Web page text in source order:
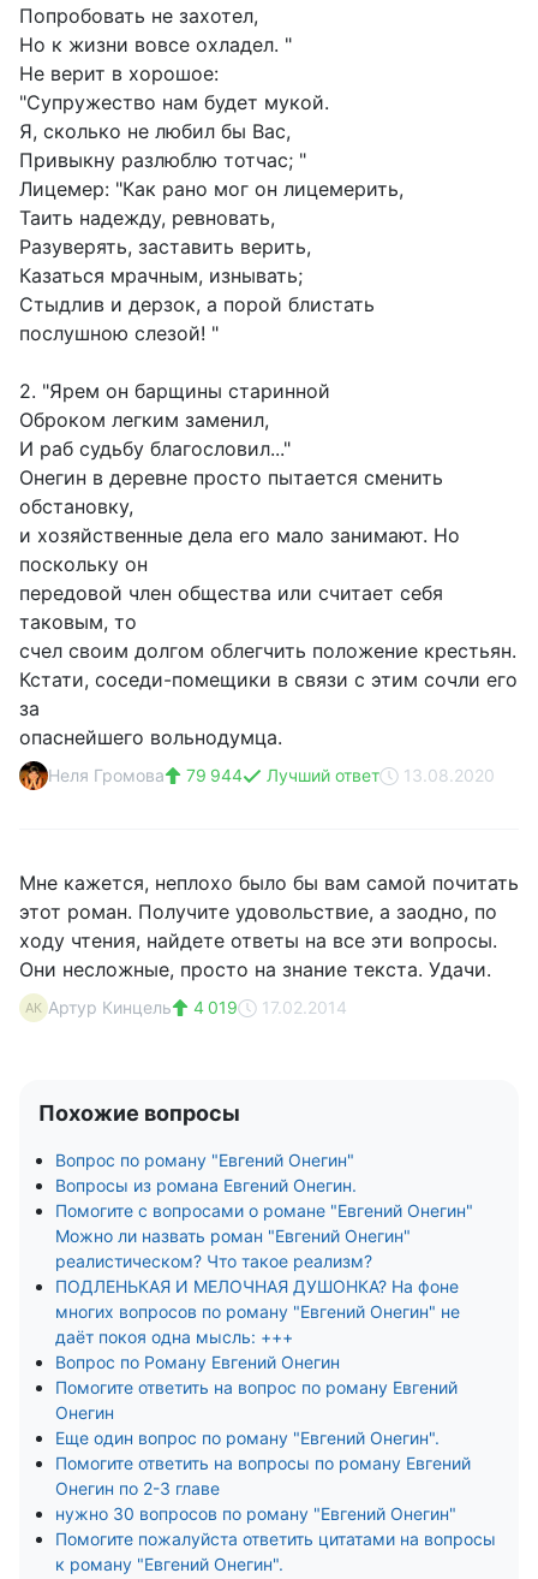
Попробовать не захотел,
Но к жизни вовсе охладел. "
Не верит в хорошое:
"Супружество нам будет мукой.
Я, сколько не любил бы Вас,
Привыкну разлюблю тотчас; "
Лицемер: "Как рано мог он лицемерить,
Таить надежду, ревновать,
Разуверять, заставить верить,
Казаться мрачным, изнывать;
Стыдлив и дерзок, а порой блистать
послушною слезой! "
2. "Ярем он барщины старинной
Оброком легким заменил,
И раб судьбу благословил..."
Онегин в деревне просто пытается сменить
обстановку,
и хозяйственные дела его мало занимают. Но
поскольку он
передовой член общества или считает себя
таковым, то
счел своим долгом облегчить положение крестьян.
Кстати, соседи-помещики в связи с этим сочли его
за
опаснейшего вольнодумца.
Неля Громова 79 944 Лучший ответ 13.08.2020
Мне кажется, неплохо было бы вам самой почитать
этот роман. Получите удовольствие, а заодно, по
ходу чтения, найдете ответы на все эти вопросы.
Они несложные, просто на знание текста. Удачи.
АК Артур Кинцель 4 019 17.02.2014
Похожие вопросы
Вопрос по роману "Евгений Онегин"
Вопросы из романа Евгений Онегин.
Помогите с вопросами о романе "Евгений Онегин"
Можно ли назвать роман "Евгений Онегин"
реалистическом? Что такое реализм?
ПОДЛЕНЬКАЯ И МЕЛОЧНАЯ ДУШОНКА? На фоне
многих вопросов по роману "Евгений Онегин" не
даёт покоя одна мысль: +++
Вопрос по Роману Евгений Онегин
Помогите ответить на вопрос по роману Евгений
Онегин
Еще один вопрос по роману "Евгений Онегин".
Помогите ответить на вопросы по роману Евгений
Онегин по 2-3 главе
нужно 30 вопросов по роману "Евгений Онегин"
Помогите пожалуйста ответить цитатами на вопросы
к роману "Евгений Онегин".